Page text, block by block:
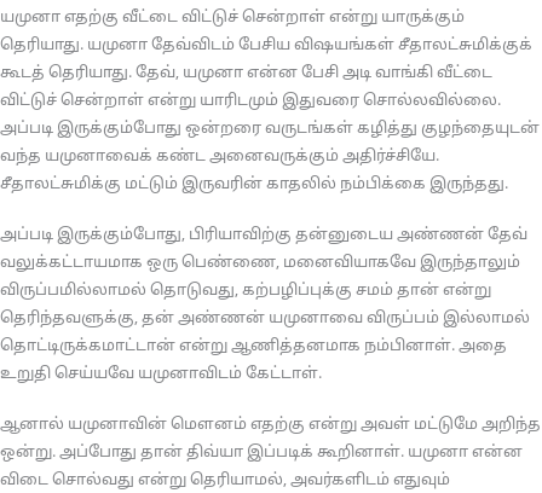
யமுனா எதற்கு வீட்டை விட்டுச் சென்றாள் என்று யாருக்கும்
தெரியாது. யமுனா தேவ்விடம் பேசிய விஷயங்கள் சீதாலட்சுமிக்குக்
கூடத் தெரியாது. தேவ், யமுனா என்ன பேசி அடி வாங்கி வீட்டை
விட்டுச் சென்றாள் என்று யாரிடமும் இதுவரை சொல்லவில்லை.
அப்படி இருக்கும்போது ஒன்றரை வருடங்கள் கழித்து குழந்தையுடன்
வந்த யமுனாவைக் கண்ட அனைவருக்கும் அதிர்ச்சியே.
சீதாலட்சுமிக்கு மட்டும் இருவரின் காதலில் நம்பிக்கை இருந்தது.
அப்படி இருக்கும்போது, பிரியாவிற்கு தன்னுடைய அண்ணன் தேவ்
வலுக்கட்டாயமாக ஒரு பெண்ணை, மனைவியாகவே இருந்தாலும்
விருப்பமில்லாமல் தொடுவது, கற்பழிப்புக்கு சமம் தான் என்று
தெரிந்தவளுக்கு, தன் அண்ணன் யமுனாவை விருப்பம் இல்லாமல்
தொட்டிருக்கமாட்டான் என்று ஆணித்தனமாக நம்பினாள். அதை
உறுதி செய்யவே யமுனாவிடம் கேட்டாள்.
ஆனால் யமுனாவின் மௌனம் எதற்கு என்று அவள் மட்டுமே அறிந்த
ஒன்று. அப்போது தான் திவ்யா இப்படிக் கூறினாள். யமுனா என்ன
விடை சொல்வது என்று தெரியாமல், அவர்களிடம் எதுவும்